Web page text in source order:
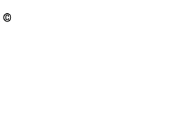
©